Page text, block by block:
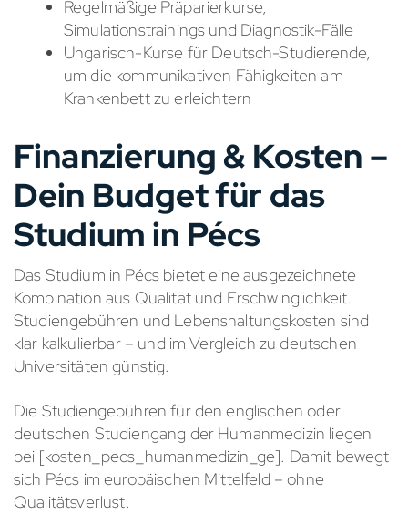
Regelmäßige Präparierkurse,
Simulationstrainings und Diagnostik-Fälle
Ungarisch-Kurse für Deutsch-Studierende,
um die kommunikativen Fähigkeiten am
Krankenbett zu erleichtern
Finanzierung & Kosten –
Dein Budget für das
Studium in Pécs
Das Studium in Pécs bietet eine ausgezeichnete
Kombination aus Qualität und Erschwinglichkeit.
Studiengebühren und Lebenshaltungskosten sind
klar kalkulierbar – und im Vergleich zu deutschen
Universitäten günstig.
Die Studiengebühren für den englischen oder
deutschen Studiengang der Humanmedizin liegen
bei [kosten_pecs_humanmedizin_ge]. Damit bewegt
sich Pécs im europäischen Mittelfeld – ohne
Qualitätsverlust.